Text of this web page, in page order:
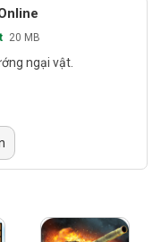
20 MB
ngại vật.